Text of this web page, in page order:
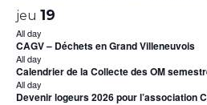
jeu 19
All day
CAGV – Déchets en Grand Villeneuvois
All day
Calendrier de la Collecte des OM
All day
Devenir logeurs 2026 pour l’association